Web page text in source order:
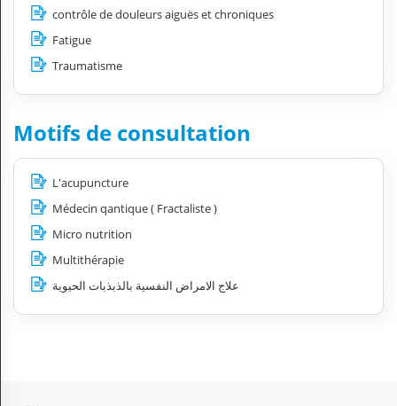
contrôle de douleurs aiguës et chroniques
Fatigue
Traumatisme
Motifs de consultation
L'acupuncture
Médecin qantique ( Fractaliste )
Micro nutrition
Multithérapie
علاج الامراض النفسية بالذبذبات الحيوية